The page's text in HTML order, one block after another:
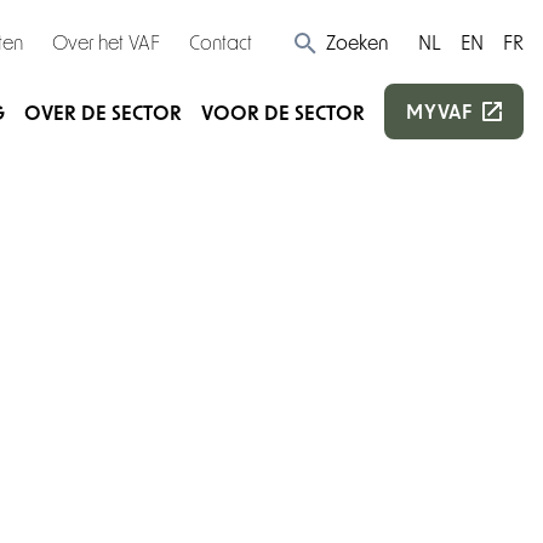
Over het VAF Contact Zoeken NL EN FR
OVER DE SECTOR VOOR DE SECTOR MYVAF